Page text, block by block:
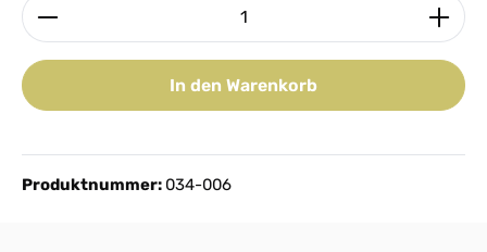
In den Warenkorb
Produktnummer: 034-006